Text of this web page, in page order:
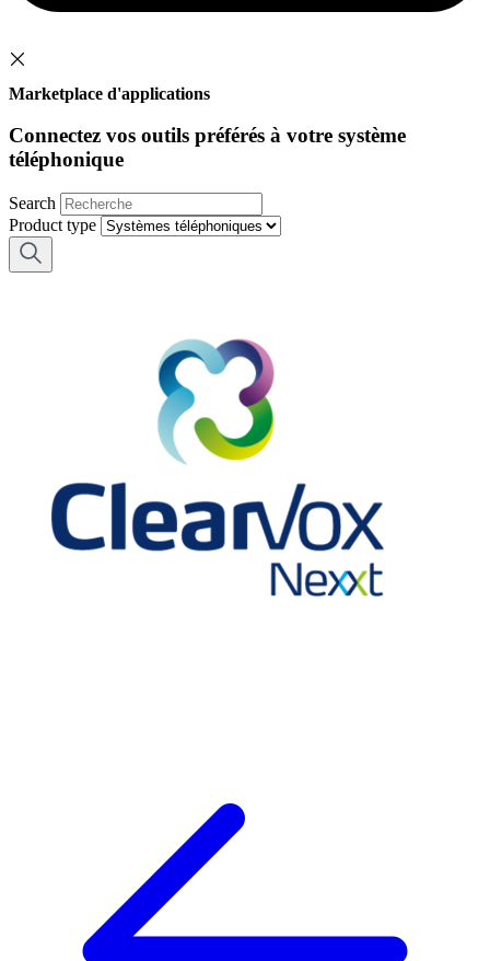
Marketplace d'applications
Connectez vos outils préférés à votre système
téléphonique
Search
Product type